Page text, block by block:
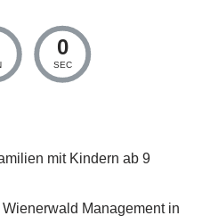
0
SEC
mit Kindern ab 9
Management in